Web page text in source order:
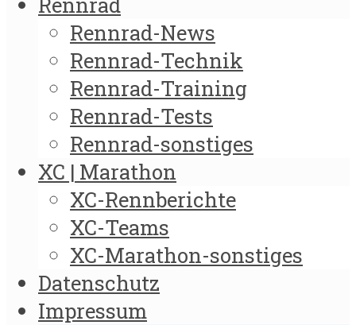
Rennrad-News
Rennrad-Technik
Rennrad-Training
Rennrad-Tests
Rennrad-sonstiges
XC | Marathon
XC-Rennberichte
XC-Teams
XC-Marathon-sonstiges
Datenschutz
Impressum